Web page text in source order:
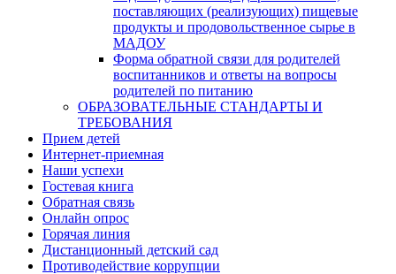
поставляющих (реализующих) пищевые
продукты и продовольственное сырье в
МАДОУ
Форма обратной связи для родителей
воспитанников и ответы на вопросы
родителей по питанию
ОБРАЗОВАТЕЛЬНЫЕ СТАНДАРТЫ И
ТРЕБОВАНИЯ
Прием детей
Интернет-приемная
Наши успехи
Гостевая книга
Обратная связь
Онлайн опрос
Горячая линия
Дистанционный детский сад
Противодействие коррупции